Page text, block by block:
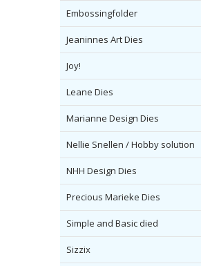
Embossingfolder
Jeaninnes Art Dies
Joy!
Leane Dies
Marianne Design Dies
Nellie Snellen / Hobby solution
NHH Design Dies
Precious Marieke Dies
Simple and Basic died
Sizzix